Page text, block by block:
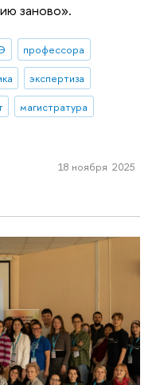
заново».
профессора
экспертиза
магистратура
18 ноября 2025